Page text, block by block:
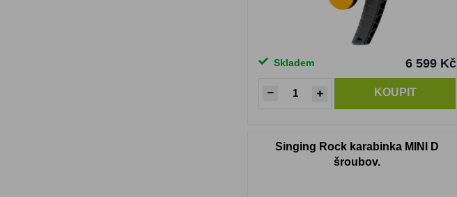
Skladem 6 599 Kč
KOUPIT
Singing Rock karabinka MINI D
šroubov.